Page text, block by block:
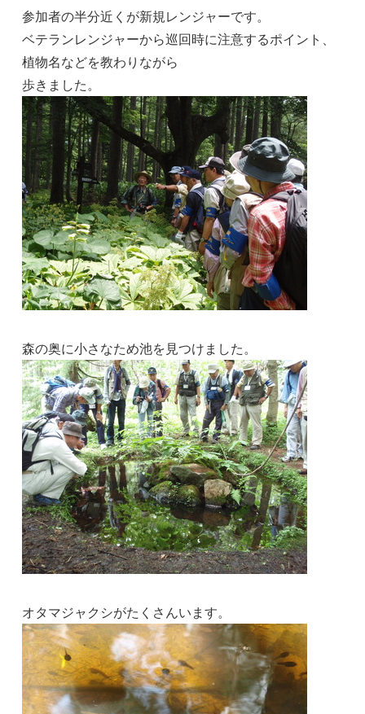
参加者の半分近くが新規レンジャーです。
ベテランレンジャーから巡回時に注意するポイント、
植物名などを教わりながら
歩きました。
森の奥に小さなため池を見つけました。
オタマジャクシがたくさんいます。